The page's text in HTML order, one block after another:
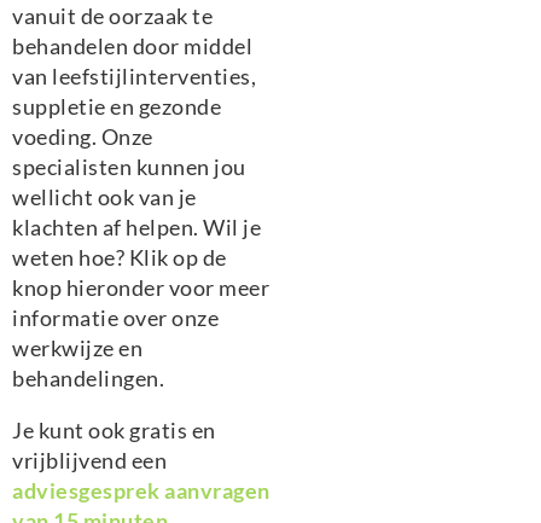
vanuit de oorzaak te
behandelen door middel
van leefstijlinterventies,
suppletie en gezonde
voeding. Onze
specialisten kunnen jou
wellicht ook van je
klachten af helpen. Wil je
weten hoe? Klik op de
knop hieronder voor meer
informatie over onze
werkwijze en
behandelingen.
Je kunt ook gratis en
vrijblijvend een
adviesgesprek aanvragen